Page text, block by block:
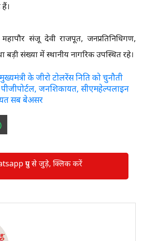
संजू देवी राजपूत, जनप्रतिनिधिगण,
बड़ी संख्या में स्थानीय नागरिक उपस्थित रहे।
मुख्यमंत्री के जीरो टोलरेंस निति को चुनौती
जनशिकायत, सीएमहेल्पलाइन
सब बेअसर
ग्रुप से जुड़े, क्लिक करें